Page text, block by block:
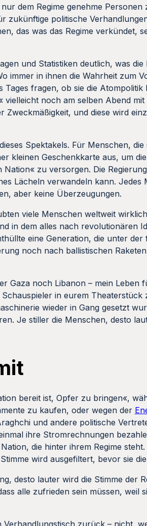
dem Regime genehme
zukünftige politische
das was das Regime verkündet,
und Statistiken deutlich, was
immer in ihnen die Wahrheit zum
fragen, ob sie die
vielleicht noch am selben Abend
Zweckmäßigkeit, und diese wird
Spektakels. Für Menschen,
kleinen Geschenkkarte aus, um
zu versorgen. Die
Lächeln verwandeln kann. Jedes
aber keine Überzeugungen.
viele Menschen weltweit
in dem alles nach revolutionären
eine Generation, die unter
noch nach ballistischen
Gaza noch Libanon – mein Leben
in eurem Theaterstück
wieder in Gang gesetzt
Je stiller die Menschen, desto
bereit ist, Opfer zu bringen«,
zu kaufen, oder wegen der
und andere politische
ihre Stromrechnungen
die hinter ihrem Regime
wird ausgefiltert, bevor sie
desto lauter wird die Stimme der
alle zufrieden sein müssen, weil
zurück – nicht,